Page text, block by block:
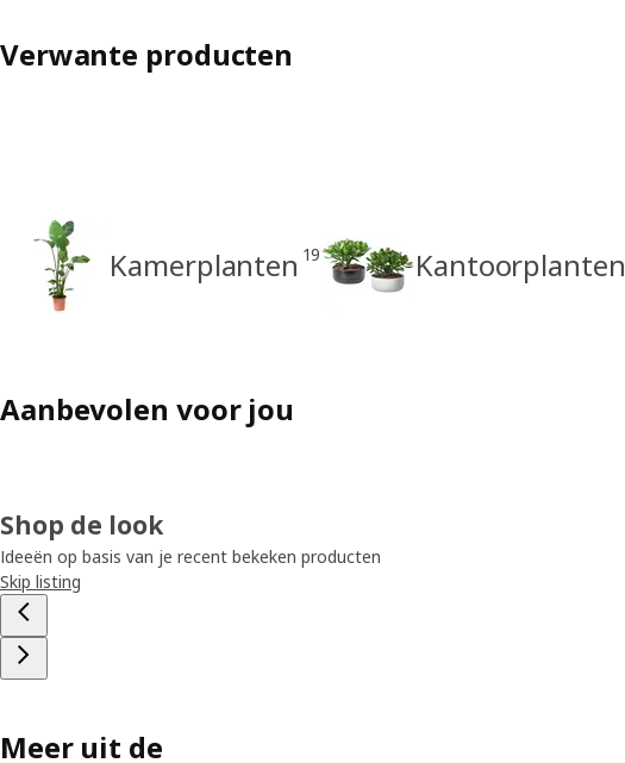
Verwante producten
Kamerplanten 19 Kantoorplanten
Aanbevolen voor jou
Shop de look
Ideeën op basis van je recent bekeken producten
Skip listing
Meer uit de